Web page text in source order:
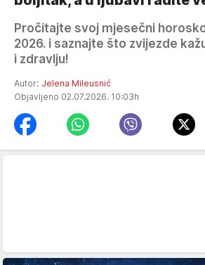
Pročitajte svoj mjesečni
2026. i saznajte što zvijezde
i zdravlju!
Autor: Jelena Mileusnić
Objavljeno 02.07.2026. 10:03h